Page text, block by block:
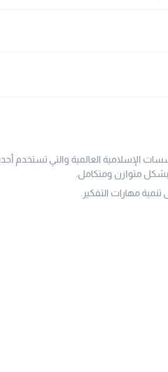
الإسلامية العالمية والتي تستخدم
بشكل متوازن ومتكامل.
مهارات التفكير.